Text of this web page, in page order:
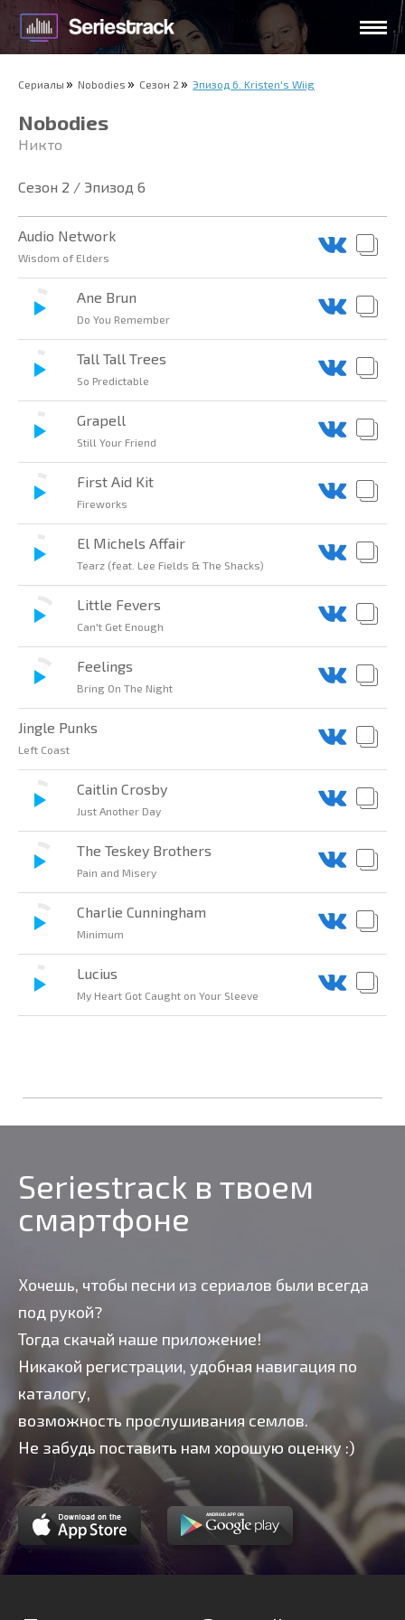
Сериалы Nobodies Сезон 2 Эпизод 6. Kristen's Wiig
Nobodies
Никто
Сезон 2 / Эпизод 6
Audio Network
Wisdom of Elders
Ane Brun
Do You Remember
Tall Tall Trees
So Predictable
Grapell
Still Your Friend
First Aid Kit
Fireworks
El Michels Affair
Tearz (feat. Lee Fields & The Shacks)
Little Fevers
Can't Get Enough
Feelings
Bring On The Night
Jingle Punks
Left Coast
Caitlin Crosby
Just Another Day
The Teskey Brothers
Pain and Misery
Charlie Cunningham
Minimum
Lucius
My Heart Got Caught on Your Sleeve
Seriestrack в твоем
смартфоне
Хочешь, чтобы песни из сериалов были всегда
под рукой?
Тогда скачай наше приложение!
Никакой регистрации, удобная навигация по
каталогу,
возможность прослушивания семлов.
Не забудь поставить нам хорошую оценку :)